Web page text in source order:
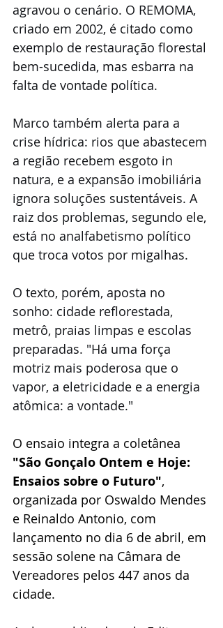
agravou o cenário. O REMOMA,
criado em 2002, é citado como
exemplo de restauração florestal
bem-sucedida, mas esbarra na
falta de vontade política.
Marco também alerta para a
crise hídrica: rios que abastecem
a região recebem esgoto in
natura, e a expansão imobiliária
ignora soluções sustentáveis. A
raiz dos problemas, segundo ele,
está no analfabetismo político
que troca votos por migalhas.
O texto, porém, aposta no
sonho: cidade reflorestada,
metrô, praias limpas e escolas
preparadas. "Há uma força
motriz mais poderosa que o
vapor, a eletricidade e a energia
atômica: a vontade."
O ensaio integra a coletânea
"São Gonçalo Ontem e Hoje:
Ensaios sobre o Futuro",
organizada por Oswaldo Mendes
e Reinaldo Antonio, com
lançamento no dia 6 de abril, em
sessão solene na Câmara de
Vereadores pelos 447 anos da
cidade.